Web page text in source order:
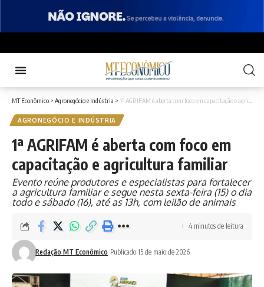
MT Econômico > Agronegócio e Indústria > 1ª AGRIFAM é aberta com foco em capacitação e agricultura familiar
AGRONEGÓCIO E INDÚSTRIA
1ª AGRIFAM é aberta com foco em
capacitação e agricultura familiar
Evento reúne produtores e especialistas para fortalecer
a agricultura familiar e segue nesta sexta-feira (15) o dia
todo e sábado (16), até as 13h, com leilão de animais
Redação MT Econômico Publicado 15 de maio de 2026
4 minutos de leitura